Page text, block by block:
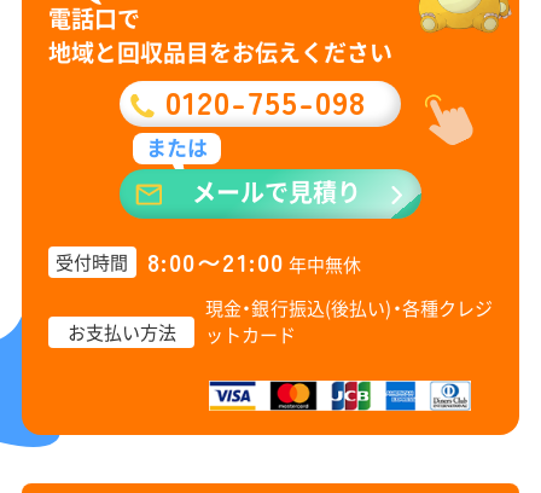
電話口で
地域と回収品目をお伝えください
0120-755-098
または
メールで見積り
受付時間 8:00〜21:00 年中無休
お支払い方法
現金・銀行振込(後払い)・各種クレジ
ットカード